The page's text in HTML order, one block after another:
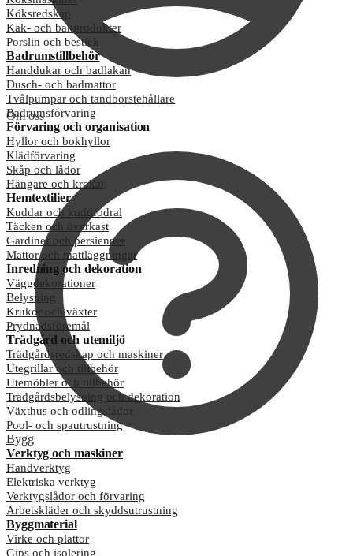
Om oss
Köksredskap
Kak- och bakprodukter
Porslin och bestick
Badrumstillbehör
Handdukar och badlakan
Dusch- och badmattor
Tvålpumpar och tandborstehållare
Badrumsförvaring
Förvaring och organisation
Hyllor och bokhyllor
Klädförvaring
Skåp och lådor
Hängare och krokar
Hemtextilier
Kuddar och kuddfodral
Täcken och överkast
Gardiner och persienner
Mattor och mattläggningar
Inredning och dekoration
Väggdekorationer
Belysning
Krukor och växter
Prydnadsföremål
Trädgård och utemiljö
Trädgårdsredskap och maskiner
Utegrillar och tillbehör
Utemöbler och tillbehör
Trädgårdsbelysning och dekoration
Växthus och odlingslådor
Pool- och spautrustning
Bygg
Verktyg och maskiner
Handverktyg
Elektriska verktyg
Verktygslådor och förvaring
Arbetskläder och skyddsutrustning
Byggmaterial
Virke och plattor
Gips och isolering